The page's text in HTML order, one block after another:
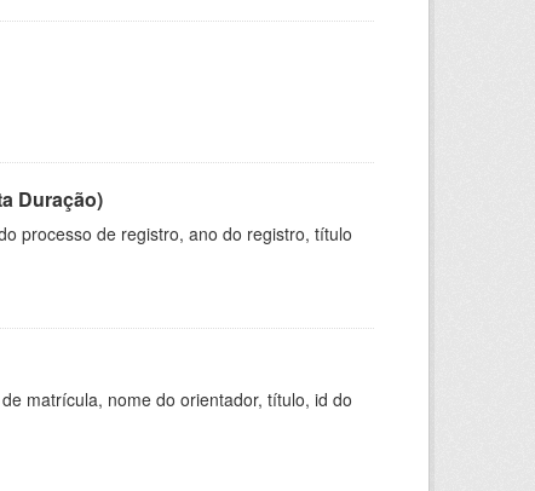
Duração)
processo de registro, ano do registro, título
matrícula, nome do orientador, título, id do